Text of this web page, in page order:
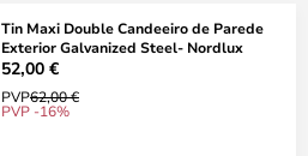
Tin Maxi Double Candeeiro de Parede
Exterior Galvanized Steel- Nordlux
52,00 €
PVP62,00 €
PVP -16%